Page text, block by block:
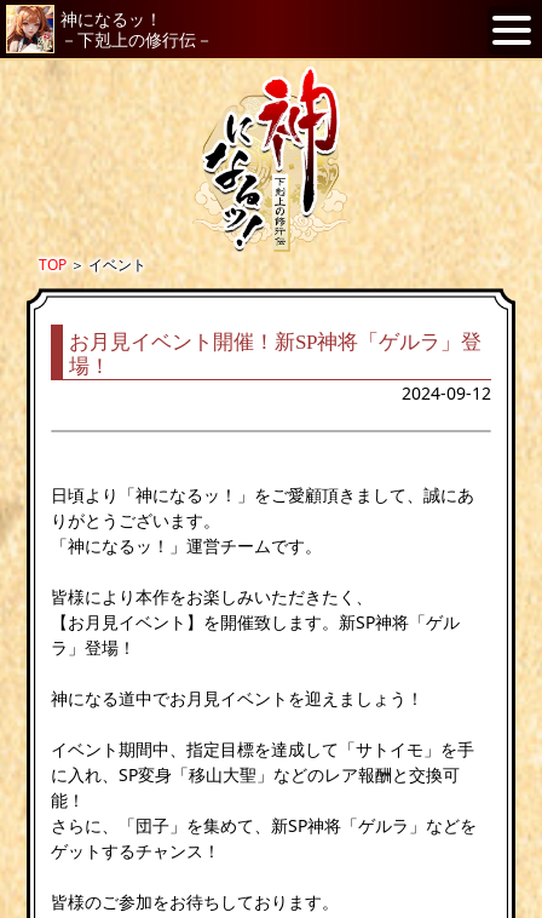
神になるッ！
－下剋上の修行伝－
TOP＞イベント
お月見イベント開催！新SP神将「ゲルラ」登
場！
2024-09-12
日頃より「神になるッ！」をご愛顧頂きまして、誠にあ
りがとうございます。
「神になるッ！」運営チームです。
皆様により本作をお楽しみいただきたく、
【お月見イベント】を開催致します。新SP神将「ゲル
ラ」登場！
神になる道中でお月見イベントを迎えましょう！
イベント期間中、指定目標を達成して「サトイモ」を手
に入れ、SP変身「移山大聖」などのレア報酬と交換可
能！
さらに、「団子」を集めて、新SP神将「ゲルラ」などを
ゲットするチャンス！
皆様のご参加をお待ちしております。